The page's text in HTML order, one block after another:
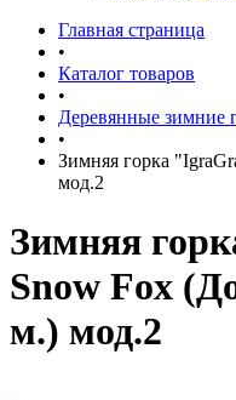
Главная страница
•
Каталог товаров
•
Деревянные зимние
•
Зимняя горка
мод.2
Зимняя
Snow Fox
м.) мод.2